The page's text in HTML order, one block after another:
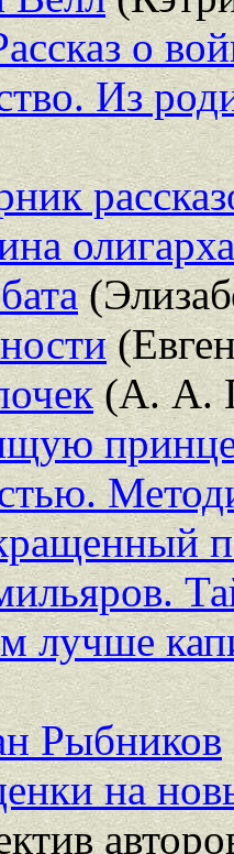
о
Из
олигарха
(А. А.
лучше
Рыбников
на